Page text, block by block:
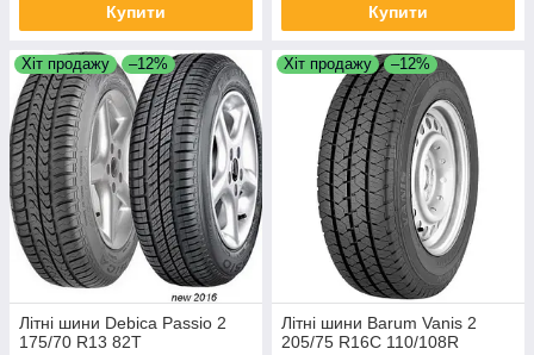
Купити Купити
Хіт продажу –12%
Літні шини Debica Passio 2
175/70 R13 82T
Хіт продажу –12%
Літні шини Barum Vanis 2
205/75 R16C 110/108R